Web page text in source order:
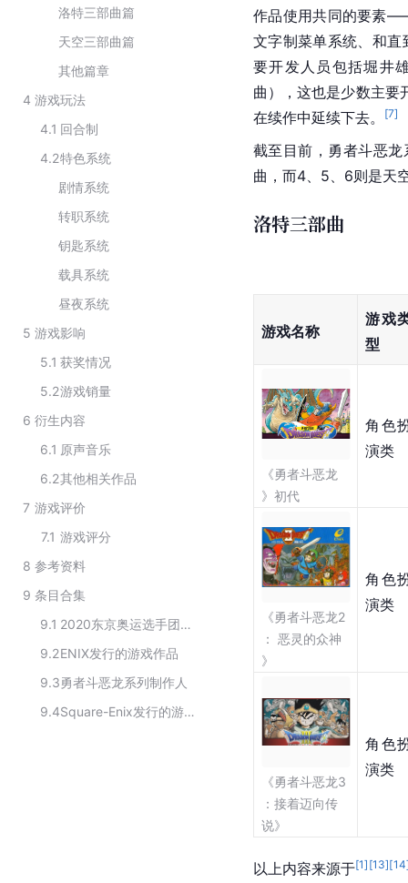
洛特三部曲篇
天空三部曲篇
其他篇章
4 游戏玩法
4.1 回合制
4.2特色系统
剧情系统
转职系统
钥匙系统
载具系统
昼夜系统
5 游戏影响
5.1 获奖情况
5.2游戏销量
6 衍生内容
6.1 原声音乐
6.2其他相关作品
7 游戏评价
7.1 游戏评分
8 参考资料
9 条目合集
9.1
2020东京奥运选手团入场曲出处
9.2ENIX发行的游戏作品
9.3勇者斗恶龙系列制作人
9.4
Square-Enix发行的游戏作品
作品使用共同的要素
文字制菜单系统、和
要开发人员包括堀井
曲），这也是少数主要
在续作中延续下去。
[7]
截至目前，勇者斗恶
曲，而4、5、6则是天
洛特三部曲
游戏名称
游戏
型
《勇者斗恶龙
》初代
角色
演类
《勇者斗恶龙2
： 恶灵的众神
》
角色
演类
《勇者斗恶龙3
：接着迈向传
说》
角色
演类
以上内容来源于[1] [13][14